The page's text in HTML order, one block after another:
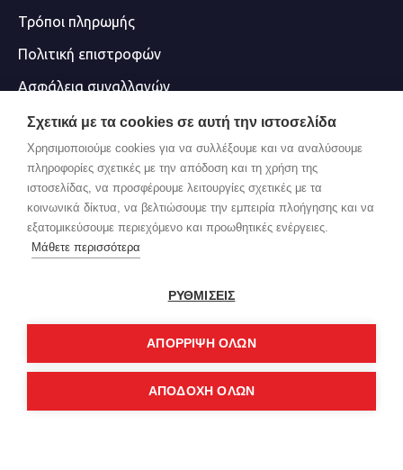
Τρόποι πληρωμής
Πολιτική επιστροφών
Ασφάλεια συναλλαγών
Όροι χρήσης
NEWSLETTER
Μείνετε ενημερωμένοι με νέα και προσφορές,
εγγραφείτε στο ενημερωτικό μας δελτίο
Σχετικά με τα cookies σε αυτή την ιστοσελίδα
Χρησιμοποιούμε cookies για να συλλέξουμε και να αναλύσουμε
πληροφορίες σχετικές με την απόδοση και τη χρήση της
ιστοσελίδας, να προσφέρουμε λειτουργίες σχετικές με τα
κοινωνικά δίκτυα, να βελτιώσουμε την εμπειρία πλοήγησης και να
εξατομικεύσουμε περιεχόμενο και προωθητικές ενέργειες.
Μάθετε περισσότερα
ΡΥΘΜΙΣΕΙΣ
ΑΠΌΡΡΙΨΗ ΌΛΩΝ
ΑΠΟΔΟΧΗ ΟΛΩΝ